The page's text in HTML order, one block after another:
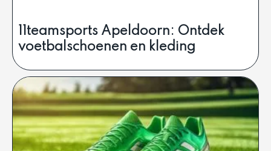
11teamsports Apeldoorn: Ontdek
voetbalschoenen en kleding